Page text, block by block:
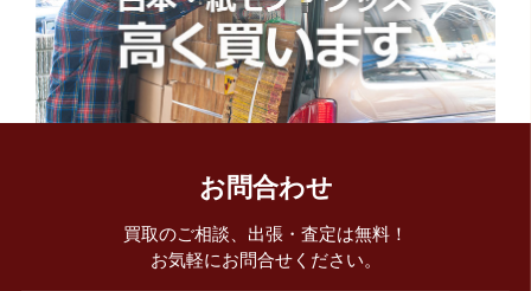
お問合わせ
買取のご相談、出張・査定は無料！
お気軽にお問合せください。